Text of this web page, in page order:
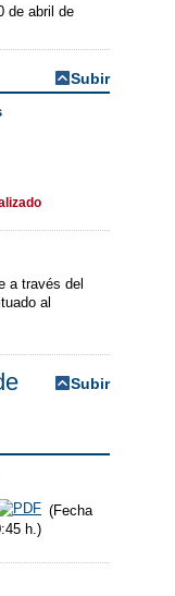
de abril de
Subir
a través del
al
Subir
(Fecha
h.)